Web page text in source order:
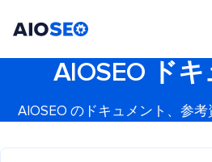
AIOSEO ド
AIOSEO のドキュメント、参